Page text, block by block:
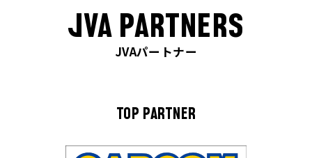
JVA PARTNERS
JVAパートナー
TOP PARTNER